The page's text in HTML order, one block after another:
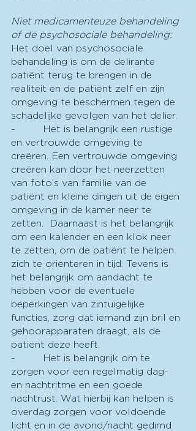
Niet medicamenteuze behandeling
of de psychosociale behandeling:
Het doel van psychosociale
behandeling is om de delirante
patiënt terug te brengen in de
realiteit en de patiënt zelf en zijn
omgeving te beschermen tegen de
schadelijke gevolgen van het delier.
-         Het is belangrijk een rustige
en vertrouwde omgeving te
creëren. Een vertrouwde omgeving
creëren kan door het neerzetten
van foto’s van familie van de
patiënt en kleine dingen uit de eigen
omgeving in de kamer neer te
zetten.  Daarnaast is het belangrijk
om een kalender en een klok neer
te zetten, om de patiënt te helpen
zich te oriënteren in tijd. Tevens is
het belangrijk om aandacht te
hebben voor de eventuele
beperkingen van zintuigelijke
functies, zorg dat iemand zijn bril en
gehoorapparaten draagt, als de
patiënt deze heeft.
-         Het is belangrijk om te
zorgen voor een regelmatig dag-
en nachtritme en een goede
nachtrust. Wat hierbij kan helpen is
overdag zorgen voor voldoende
licht en in de avond/nacht gedimd